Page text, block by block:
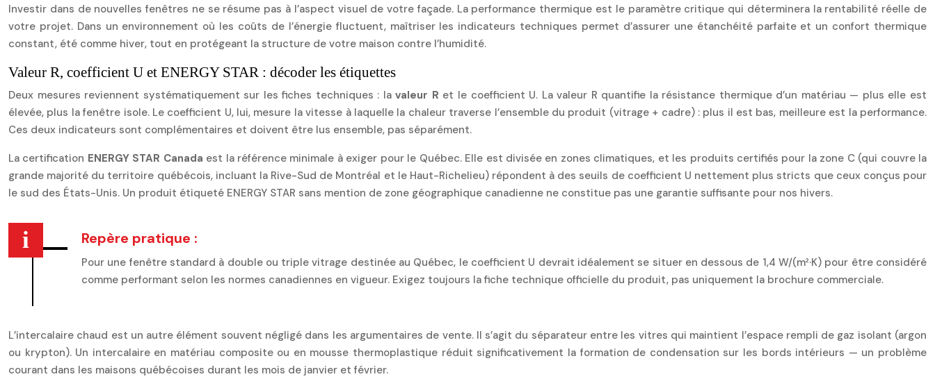
Investir dans de nouvelles fenêtres ne se résume pas à l’aspect visuel de votre façade. La performance thermique est le paramètre critique qui déterminera la rentabilité réelle de
votre projet. Dans un environnement où les coûts de l’énergie fluctuent, maîtriser les indicateurs techniques permet d’assurer une étanchéité parfaite et un confort thermique
constant, été comme hiver, tout en protégeant la structure de votre maison contre l’humidité.
Valeur R, coefficient U et ENERGY STAR : décoder les étiquettes
Deux mesures reviennent systématiquement sur les fiches techniques : lavaleur R et le coefficient U. La valeur R quantifie la résistance thermique d’un matériau — plus elle est
élevée, plus la fenêtre isole. Le coefficient U, lui, mesure la vitesse à laquelle la chaleur traverse l’ensemble du produit (vitrage + cadre) : plus il est bas, meilleure est la performance.
Ces deux indicateurs sont complémentaires et doivent être lus ensemble, pas séparément.
La certification ENERGY STAR Canada est la référence minimale à exiger pour le Québec. Elle est divisée en zones climatiques, et les produits certifiés pour la zone C (qui couvre la
grande majorité du territoire québécois, incluant la Rive-Sud de Montréal et le Haut-Richelieu) répondent à des seuils de coefficient U nettement plus stricts que ceux conçus pour
le sud des États-Unis. Un produit étiqueté ENERGY STAR sans mention de zone géographique canadienne ne constitue pas une garantie suffisante pour nos hivers.
Repère pratique :
Pour une fenêtre standard à double ou triple vitrage destinée au Québec, le coefficient U devrait idéalement se situer en dessous de 1,4 W/(m²·K) pour être considéré
comme performant selon les normes canadiennes en vigueur. Exigez toujours la fiche technique officielle du produit, pas uniquement la brochure commerciale.
L’intercalaire chaud est un autre élément souvent négligé dans les argumentaires de vente. Il s’agit du séparateur entre les vitres qui maintient l’espace rempli de gaz isolant (argon
ou krypton). Un intercalaire en matériau composite ou en mousse thermoplastique réduit significativement la formation de condensation sur les bords intérieurs — un problème
courant dans les maisons québécoises durant les mois de janvier et février.